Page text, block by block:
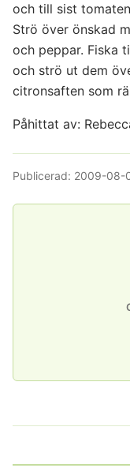
och till sist
Strö över önskad
och peppar. Fiska
och strö ut dem
citronsaften som
Påhittat av:
Publicerad: 2009-08-